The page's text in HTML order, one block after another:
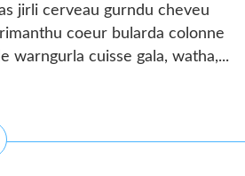
jirli cerveau gurndu cheveu
coeur bularda colonne
warngurla cuisse gala, watha,...